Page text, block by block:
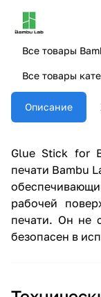
Все товары
Все товары
Описание
Glue Stick for
печати Bambu
рабочей
печати. Он не
безопасен в